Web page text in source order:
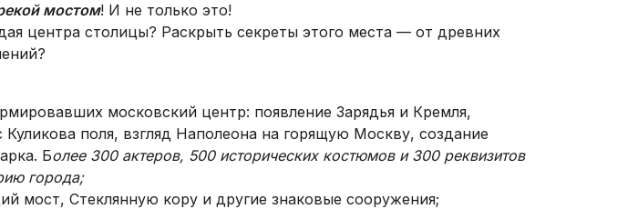
мостом! И не только это!
центра столицы? Раскрыть секреты этого места — от древних
московский центр: появление Зарядья и Кремля,
поля, взгляд Наполеона на горящую Москву, создание
Более 300 актеров, 500 исторических костюмов и 300 реквизитов
города;
мост, Стеклянную кору и другие знаковые сооружения;